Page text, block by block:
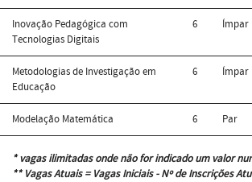
Inovação Pedagógica com
Tecnologias Digitais
6 Ímpar
Metodologias de Investigação em
Educação
6 Ímpar
Modelação Matemática 6 Par
* vagas ilimitadas onde não for indicado um valor
** Vagas Atuais = Vagas Iniciais - Nº de Inscrições